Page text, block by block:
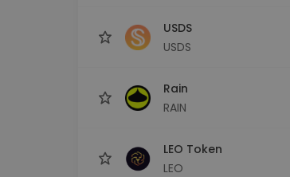
USDS
USDS
Rain
RAIN
LEO Token
LEO